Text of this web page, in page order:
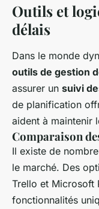
Outils et
délais
Dans le monde
outils de gestion
assurer un suivi
de planification
aident à maintenir
Comparaison
Il existe de
le marché. Des
Trello et Microsoft
fonctionnalités